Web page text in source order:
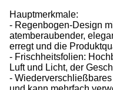
Hauptmerkmale:
- Regenbogen-Design
atemberaubender,
erregt und die
- Frischheitsfolien:
Luft und Licht, der
-